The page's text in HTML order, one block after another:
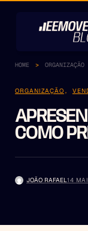
HOME ORGANIZAÇÃO
ORGANIZAÇÃO ,
COMO
JOÃO RAFAEL14